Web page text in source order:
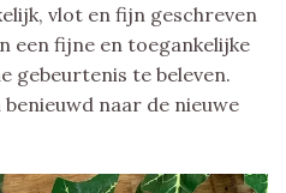
vlot en fijn geschreven
een fijne en toegankelijke
gebeurtenis te beleven.
naar de nieuwe